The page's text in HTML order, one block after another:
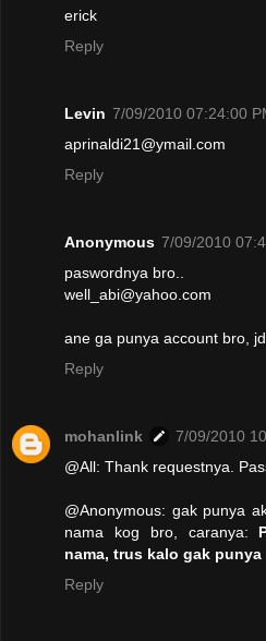
erick
Reply
Levin 7/09/2010 07:24:00
aprinaldi21@ymail.com
Reply
Anonymous 7/09/2010
paswordnya bro..
well_abi@yahoo.com
ane ga punya account bro,
Reply
mohanlink
7/09/2010
@All: Thank requestnya.
@Anonymous: gak punya
nama kog bro, caranya:
nama, trus kalo gak
Reply